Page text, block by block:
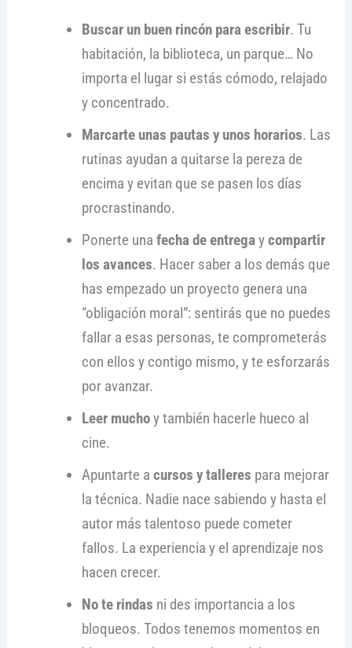
Buscar un buen rincón para escribir. Tu
habitación, la biblioteca, un parque… No
importa el lugar si estás cómodo, relajado
y concentrado.
Marcarte unas pautas y unos horarios. Las
rutinas ayudan a quitarse la pereza de
encima y evitan que se pasen los días
procrastinando.
Ponerte una fecha de entregaycompartir
los avances. Hacer saber a los demás que
has empezado un proyecto genera una
“obligación moral”: sentirás que no puedes
fallar a esas personas, te comprometerás
con ellos y contigo mismo, y te esforzarás
por avanzar.
Leer muchoy también hacerle hueco al
cine.
Apuntarte a cursos y talleres para mejorar
la técnica. Nadie nace sabiendo y hasta el
autor más talentoso puede cometer
fallos. La experiencia y el aprendizaje nos
hacen crecer.
No te rindas ni des importancia a los
bloqueos. Todos tenemos momentos en